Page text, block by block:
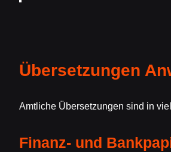
Übersetzungen
Amtliche Übersetzungen sind in
Finanz- und